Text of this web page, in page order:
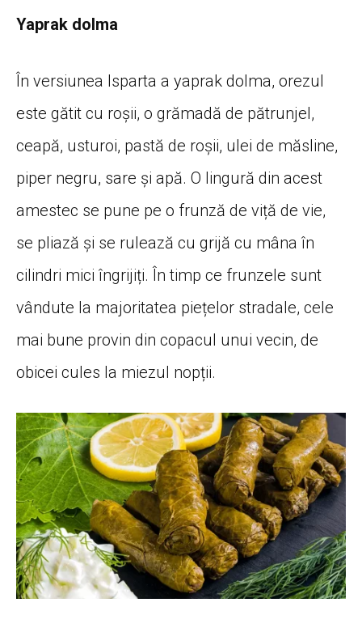
Yaprak dolma
În versiunea Isparta a yaprak dolma, orezul
este gătit cu roșii, o grămadă de pătrunjel,
ceapă, usturoi, pastă de roșii, ulei de măsline,
piper negru, sare și apă. O lingură din acest
amestec se pune pe o frunză de viță de vie,
se pliază și se rulează cu grijă cu mâna în
cilindri mici îngrijiți. În timp ce frunzele sunt
vândute la majoritatea piețelor stradale, cele
mai bune provin din copacul unui vecin, de
obicei cules la miezul nopții.